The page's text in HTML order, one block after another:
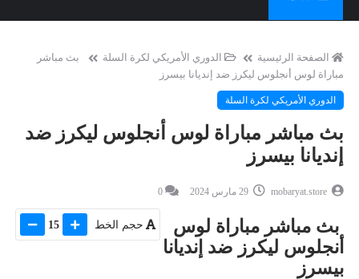
الصفحة الرئيسية الدوري الأمريكي لكرة السلة
بث مباشر
مباراة لوس أنجلوس ليكرز ضد إنديانا بيسرز
الدوري الأمريكي لكرة السلة
بث مباشر مباراة لوس أنجلوس ليكرز ضد
إنديانا بيسرز
mobaryat.store
0
حجم الخط 15
بث مباشر مباراة لوس
أنجلوس ليكرز ضد إنديانا
بيسرز